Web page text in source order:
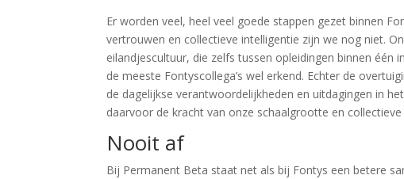
Er worden veel, heel veel goede stappen gezet binnen
vertrouwen en collectieve intelligentie zijn we nog niet.
eilandjescultuur, die zelfs tussen opleidingen binnen
de meeste Fontyscollega’s wel erkend. Echter de
de dagelijkse verantwoordelijkheden en uitdagingen in
daarvoor de kracht van onze schaalgrootte en
Nooit af
Bij Permanent Beta staat net als bij Fontys een betere